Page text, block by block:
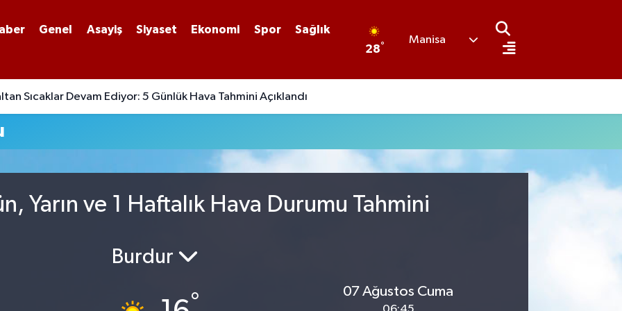
Genel Asayiş Siyaset Ekonomi Spor
Sağlık
28°
Manisa
Sıcaklar Devam Ediyor: 5 Günlük Hava Tahmini Açıklandı
Yarın ve 1 Haftalık Hava Durumu Tahmini
Burdur
°
07 Ağustos Cuma